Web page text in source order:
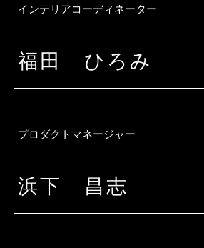
インテリアコーディネーター
福田 ひろみ
プロダクトマネージャー
浜下 昌志